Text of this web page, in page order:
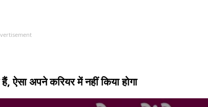
ऐसा अपने करियर में नहीं किया होगा